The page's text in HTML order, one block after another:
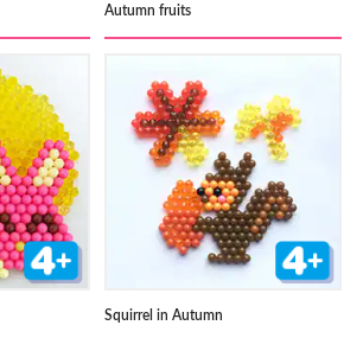
Autumn fruits
Squirrel in Autumn